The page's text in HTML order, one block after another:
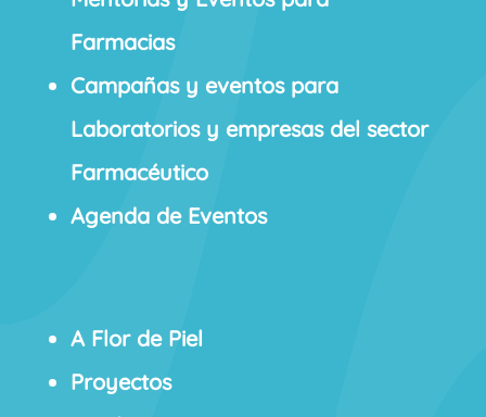
Farmacias
Campañas y eventos para
Laboratorios y empresas del sector
Farmacéutico
Agenda de Eventos
A Flor de Piel
Proyectos